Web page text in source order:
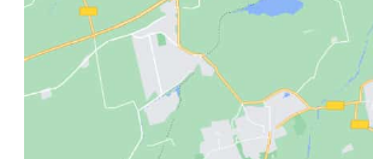
Előadás #Festetics-kastély